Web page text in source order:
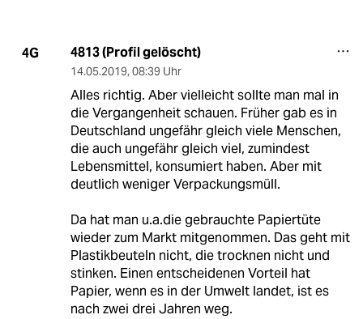
4G 4813 (Profil gelöscht)
14.05.2019, 08:39 Uhr
Alles richtig. Aber vielleicht sollte man mal in
die Vergangenheit schauen. Früher gab es in
Deutschland ungefähr gleich viele Menschen,
die auch ungefähr gleich viel, zumindest
Lebensmittel, konsumiert haben. Aber mit
deutlich weniger Verpackungsmüll.
Da hat man u.a.die gebrauchte Papiertüte
wieder zum Markt mitgenommen. Das geht mit
Plastikbeuteln nicht, die trocknen nicht und
stinken. Einen entscheidenen Vorteil hat
Papier, wenn es in der Umwelt landet, ist es
nach zwei drei Jahren weg.